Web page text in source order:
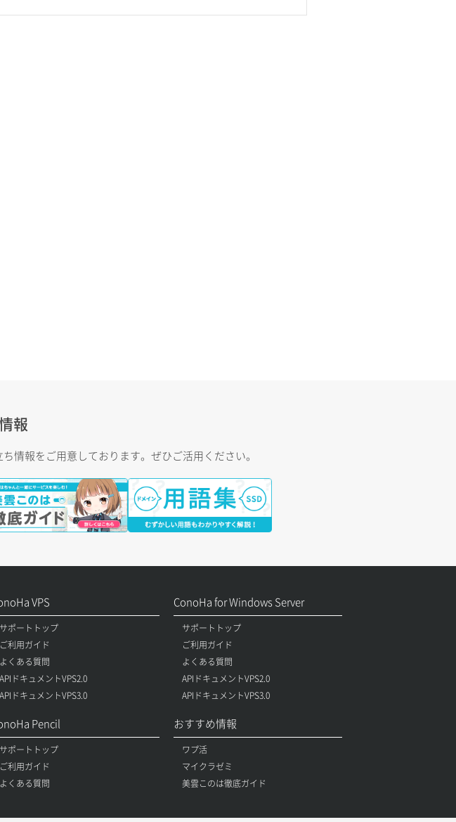
報
情報をご用意しております。ぜひご活用ください。
VPS
サポートトップ
ご利用ガイド
よくある質問
APIドキュメントVPS2.0
APIドキュメントVPS3.0
ConoHa for Windows Server
サポートトップ
ご利用ガイド
よくある質問
APIドキュメントVPS2.0
APIドキュメントVPS3.0
Pencil
サポートトップ
ご利用ガイド
よくある質問
おすすめ情報
ワプ活
マイクラゼミ
美雲このは徹底ガイド